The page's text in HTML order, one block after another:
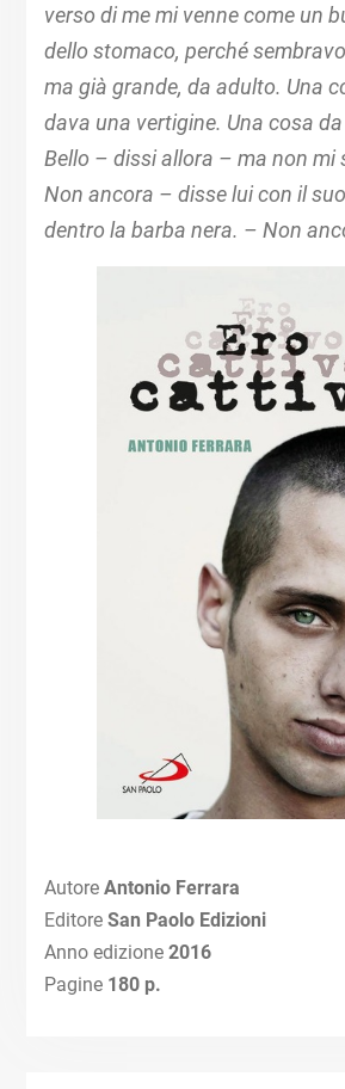
verso di me mi venne come un
dello stomaco, perché
ma già grande, da adulto. Una
dava una vertigine. Una cosa da
Bello – dissi allora – ma non mi
Non ancora – disse lui con il
dentro la barba nera. – Non
Autore Antonio Ferrara
Editore San Paolo Edizioni
Anno edizione 2016
Pagine180 p.